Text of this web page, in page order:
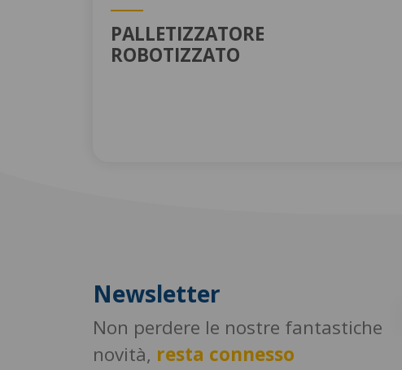
PALLETIZZATORE
ROBOTIZZATO
Newsletter
Non perdere le nostre fantastiche
novità, resta connesso